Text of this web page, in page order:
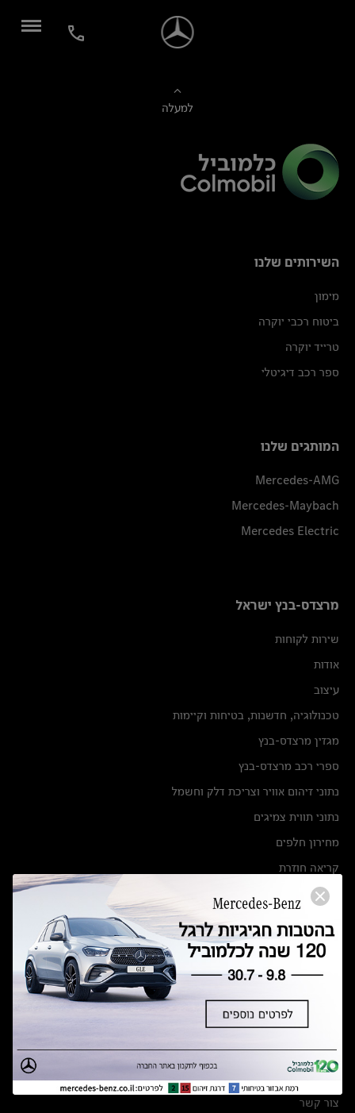
למעלה
השירותים שלנו
מימון
ביטוח רכבי יוקרה
טרייד יוקרה
ספר רכב דיגיטלי
המותגים שלנו
Mercedes-AMG
Mercedes-Maybach
Mercedes Electric
מרצדס-בנץ ישראל
שירות לקוחות
אודות
עיצוב
טכנולוגיה, חדשנות, בטיחות וקיימות
מגזין מרצדס-בנץ
ספרי רכב מרצדס-בנץ
נתוני זיהום אוויר וצריכת דלק וחשמל
נתוני תווית צמיגים
מחירון חלפים
קריאה חוזרת
הודעה על הטבות לרכבי מרצדס בהסדר פשרה בתצ 56447-02-19
תקנון ימי מכירות 120 לכלמוביל
מצאו אותנו
אולמות תצוגה
מרכזי שירות
צור קשר